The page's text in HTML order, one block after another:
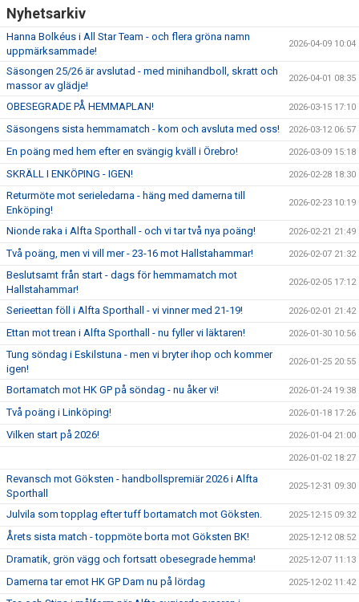
Nyhetsarkiv
Hanna Bolkéus i All Star Team - och flera gröna namn
uppmärksammade!
2026-04-09 10:04
Säsongen 25/26 är avslutad - med minihandboll, skratt och
massor av glädje!
2026-04-01 08:35
OBESEGRADE PÅ HEMMAPLAN! 2026-03-15 17:10
Säsongens sista hemmamatch - kom och avsluta med oss! 2026-03-12 06:57
En poäng med hem efter en svängig kväll i Örebro! 2026-03-09 15:18
SKRÄLL I ENKÖPING - IGEN! 2026-02-28 18:30
Returmöte mot serieledarna - häng med damerna till
Enköping!
2026-02-23 10:19
Nionde raka i Alfta Sporthall - och vi tar två nya poäng! 2026-02-21 21:49
Två poäng, men vi vill mer - 23-16 mot Hallstahammar! 2026-02-07 21:32
Beslutsamt från start - dags för hemmamatch mot
Hallstahammar!
2026-02-05 17:12
Serieettan föll i Alfta Sporthall - vi vinner med 21-19! 2026-02-01 21:42
Ettan mot trean i Alfta Sporthall - nu fyller vi läktaren! 2026-01-30 10:56
Tung söndag i Eskilstuna - men vi bryter ihop och kommer
igen!
2026-01-25 20:55
Bortamatch mot HK GP på söndag - nu åker vi! 2026-01-24 19:38
Två poäng i Linköping! 2026-01-18 17:26
Vilken start på 2026! 2026-01-04 21:00
2026-01-02 18:27
Revansch mot Göksten - handbollspremiär 2026 i Alfta
Sporthall
2025-12-31 09:30
Julvila som topplag efter tuff bortamatch mot Göksten. 2025-12-15 09:32
Årets sista match - toppmöte borta mot Göksten BK! 2025-12-12 08:52
Dramatik, grön vägg och fortsatt obesegrade hemma! 2025-12-07 11:13
Damerna tar emot HK GP Dam nu på lördag 2025-12-02 11:42